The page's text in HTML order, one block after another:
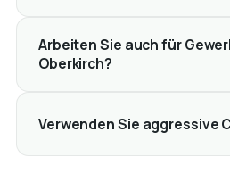
Arbeiten Sie auch für
Oberkirch?
Verwenden Sie aggressive